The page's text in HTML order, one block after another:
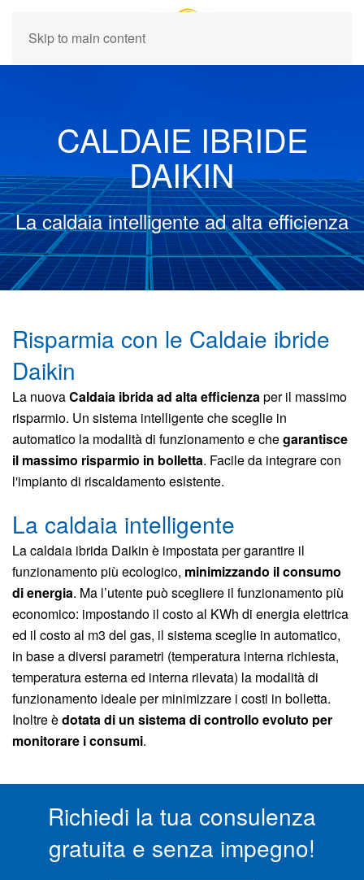
Skip to main content
CALDAIE IBRIDE
DAIKIN
La caldaia intelligente ad alta efficienza
Risparmia con le Caldaie ibride
Daikin
La nuovaCaldaia ibrida ad alta efficienzaper il massimo
risparmio. Un sistema intelligente che sceglie in
automatico la modalità di funzionamento e chegarantisce
il massimo risparmio in bolletta. Facile da integrare con
l'impianto di riscaldamento esistente.
La caldaia intelligente
La caldaia ibrida Daikin è impostata per garantire il
funzionamento più ecologico, minimizzando il consumo
di energia. Ma l’utente può scegliere il funzionamento più
economico: impostando il costo al KWh di energia elettrica
ed il costo al m3 del gas, il sistema sceglie in automatico,
in base a diversi parametri (temperatura interna richiesta,
temperatura esterna ed interna rilevata) la modalità di
funzionamento ideale per minimizzare i costi in bolletta.
Inoltre èdotata di un sistema di controllo evoluto per
monitorare i consumi.
Richiedi la tua consulenza
gratuita e senza impegno!